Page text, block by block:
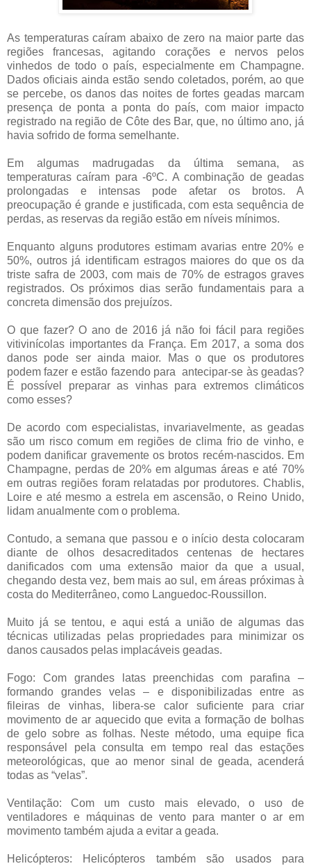
As temperaturas caíram abaixo de zero na maior parte das
regiões francesas, agitando corações e nervos pelos
vinhedos de todo o país, especialmente em Champagne.
Dados oficiais ainda estão sendo coletados, porém, ao que
se percebe, os danos das noites de fortes geadas marcam
presença de ponta a ponta do país, com maior impacto
registrado na região de Côte des Bar, que, no último ano, já
havia sofrido de forma semelhante.
Em algumas madrugadas da última semana, as
temperaturas caíram para -6ºC. A combinação de geadas
prolongadas e intensas pode afetar os brotos. A
preocupação é grande e justificada, com esta sequência de
perdas, as reservas da região estão em níveis mínimos.
Enquanto alguns produtores estimam avarias entre 20% e
50%, outros já identificam estragos maiores do que os da
triste safra de 2003, com mais de 70% de estragos graves
registrados. Os próximos dias serão fundamentais para a
concreta dimensão dos prejuízos.
O que fazer?O ano de 2016 já não foi fácil para regiões
vitivinícolas importantes da França. Em 2017, a soma dos
danos pode ser ainda maior. Mas o que os produtores
podem fazer e estão fazendo para antecipar-se às geadas?
É possível preparar as vinhas para extremos climáticos
como esses?
De acordo com especialistas, invariavelmente, as geadas
são um risco comum em regiões de clima frio de vinho, e
podem danificar gravemente os brotos recém-nascidos. Em
Champagne, perdas de 20% em algumas áreas e até 70%
em outras regiões foram relatadas por produtores. Chablis,
Loire e até mesmo a estrela em ascensão, o Reino Unido,
lidam anualmente com o problema.
Contudo, a semana que passou e o início desta colocaram
diante de olhos desacreditados centenas de hectares
danificados com uma extensão maior da que a usual,
chegando desta vez, bem mais ao sul, em áreas próximas à
costa do Mediterrâneo, como Languedoc-Roussillon.
Muito já se tentou, e aqui está a união de algumas das
técnicas utilizadas pelas propriedades para minimizar os
danos causados pelas implacáveis geadas.
Fogo: Com grandes latas preenchidas com parafina –
formando grandes velas – e disponibilizadas entre as
fileiras de vinhas, libera-se calor suficiente para criar
movimento de ar aquecido que evita a formação de bolhas
de gelo sobre as folhas. Neste método, uma equipe fica
responsável pela consulta em tempo real das estações
meteorológicas, que ao menor sinal de geada, acenderá
todas as “velas”.
Ventilação:Com um custo mais elevado, o uso de
ventiladores e máquinas de vento para manter o ar em
movimento também ajuda a evitar a geada.
Helicópteros: Helicópteros também são usados para